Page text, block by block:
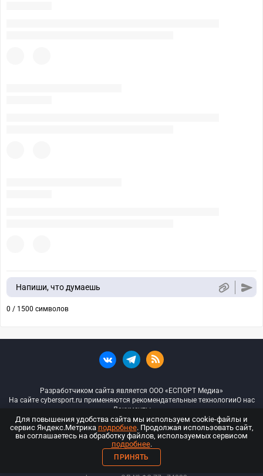
Напиши, что думаешь
0 / 1500 символов
Разработчиком сайта является ООО «ЕСПОРТ Медиа»
На сайте cybersport.ru применяются рекомендательные технологииО нас
Документы
© ООО «Киберспорт.ру» — Все права защищены
18+
ООО «Киберспорт.ру». Свидетельство о регистрации средств массовой
Для повышения удобства сайта мы используем cookie-файлы и
сервис Яндекс.Метрика подробнее. Продолжая использовать сайт,
вы соглашаетесь на обработку файлов, используемых сервисом
подробнее.
ПРИНЯТЬ